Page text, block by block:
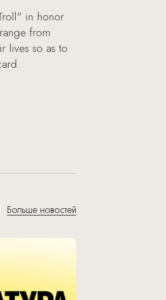
in honor
from
lives so as to
Больше новостей